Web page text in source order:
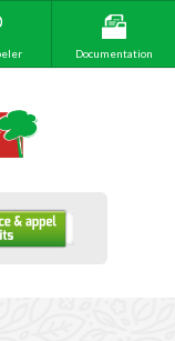
Documentation